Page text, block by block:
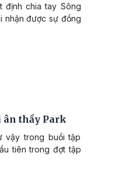
định chia tay Sông
nhận được sự đồng
ân thầy Park
vậy trong buổi tập
tiên trong đợt tập